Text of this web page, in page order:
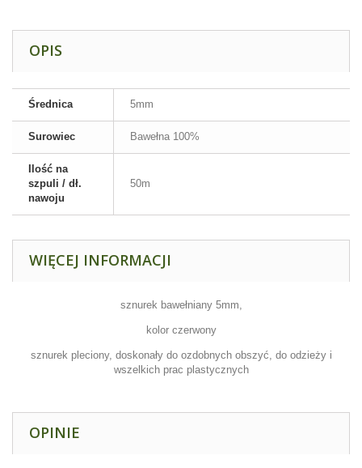
OPIS
Średnica 5mm
Surowiec Bawełna 100%
Ilość na
szpuli / dł.
nawoju
50m
WIĘCEJ INFORMACJI
sznurek bawełniany 5mm,
kolor czerwony
sznurek pleciony, doskonały do ozdobnych obszyć, do odzieży i
wszelkich prac plastycznych
OPINIE